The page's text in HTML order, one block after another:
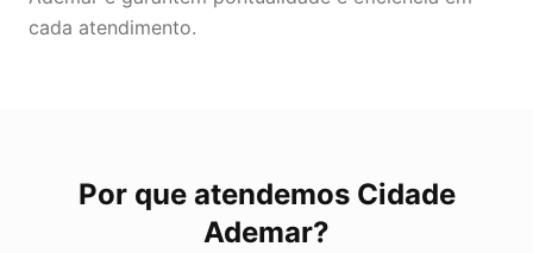
cada atendimento.
Por que atendemos Cidade
Ademar?